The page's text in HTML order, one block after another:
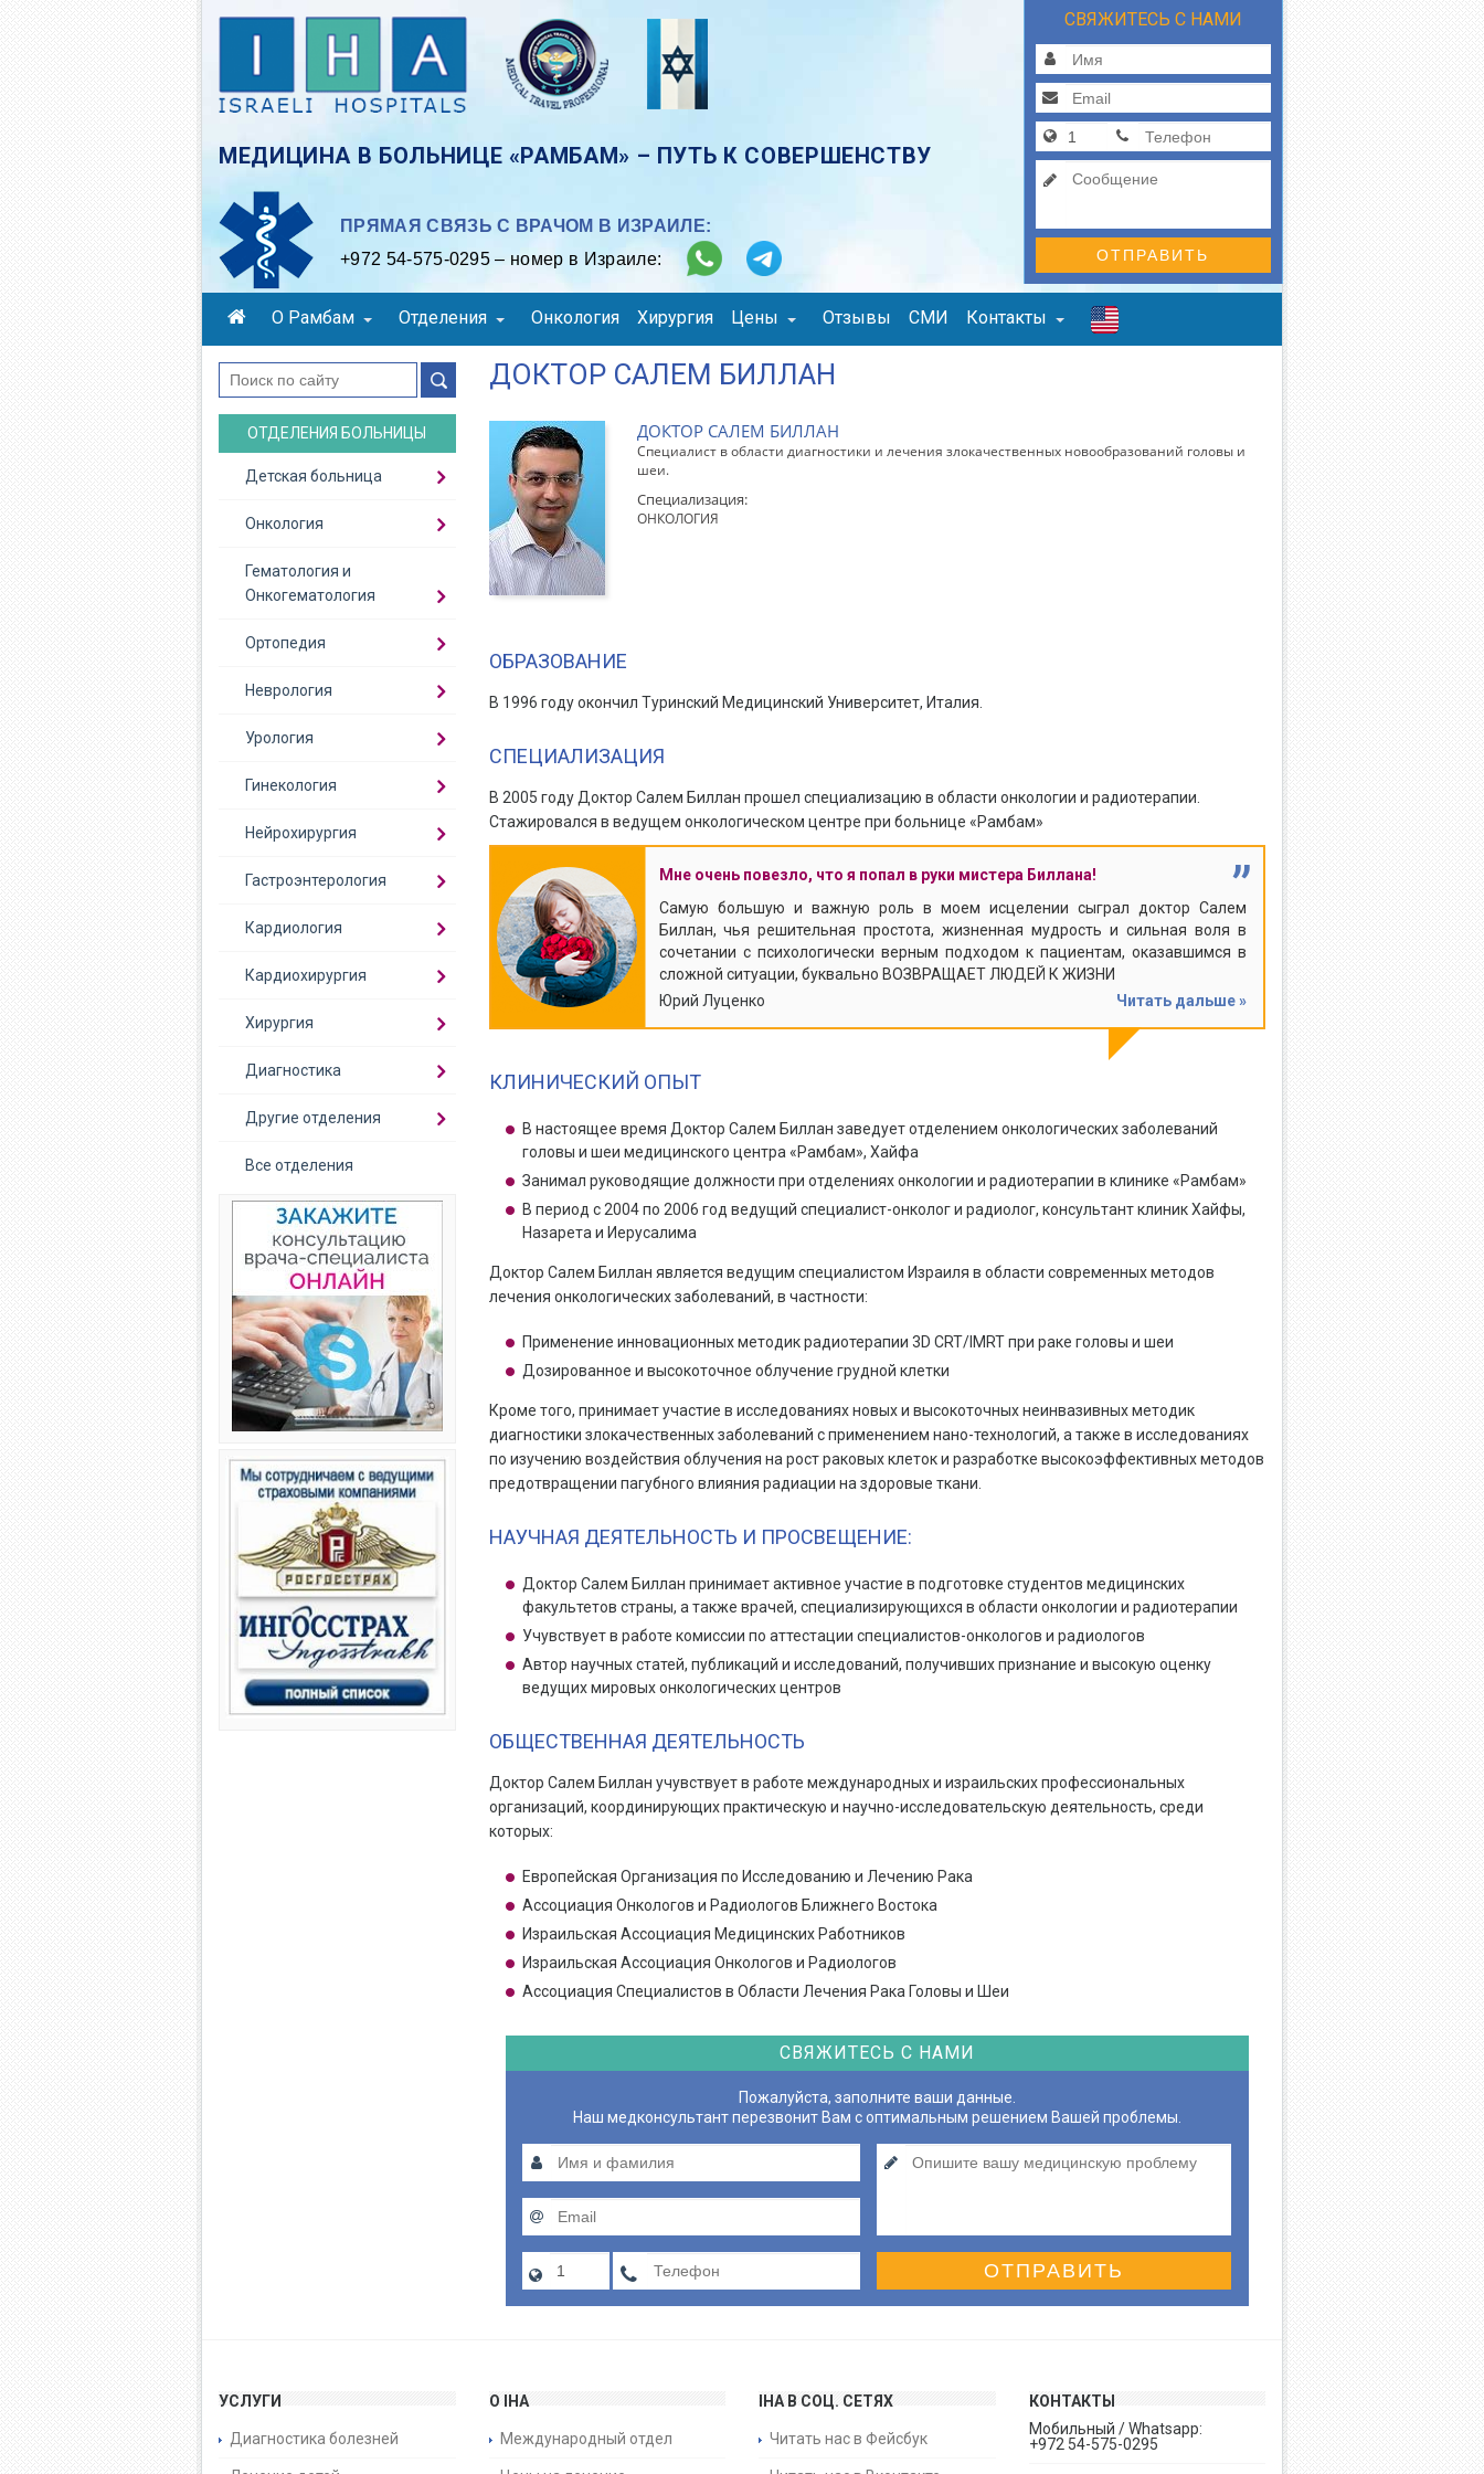
content
МЕДИЦИНА В БОЛЬНИЦЕ «РАМБАМ» – ПУТЬ К СОВЕРШЕНСТВУ
ПРЯМАЯ СВЯЗЬ С ВРАЧОМ В ИЗРАИЛЕ:
+972 54-575-0295 – номер в Израиле:
СВЯЖИТЕСЬ С НАМИ
ОТПРАВИТЬ
О Рамбам Отделения Онкология Хирургия Цены Отзывы СМИ Контакты
ДОКТОР САЛЕМ БИЛЛАН
ДОКТОР САЛЕМ БИЛЛАН
Специалист в области диагностики и лечения злокачественных новообразований головы и
шеи.
Специализация:
ОНКОЛОГИЯ
ОБРАЗОВАНИЕ
В 1996 году окончил Туринский Медицинский Университет, Италия.
СПЕЦИАЛИЗАЦИЯ
В 2005 году Доктор Салем Биллан прошел специализацию в области онкологии и радиотерапии.
Стажировался в ведущем онкологическом центре при больнице «Рамбам»
”
Мне очень повезло, что я попал в руки мистера Биллана!
Самую большую и важную роль в моем исцелении сыграл доктор Салем
Биллан, чья решительная простота, жизненная мудрость и сильная воля в
сочетании с психологически верным подходом к пациентам, оказавшимся в
сложной ситуации, буквально ВОЗВРАЩАЕТ ЛЮДЕЙ К ЖИЗНИ
Юрий Луценко
Читать дальше »
КЛИНИЧЕСКИЙ ОПЫТ
В настоящее время Доктор Салем Биллан заведует отделением онкологических заболеваний
головы и шеи медицинского центра «Рамбам», Хайфа
Занимал руководящие должности при отделениях онкологии и радиотерапии в клинике «Рамбам»
В период с 2004 по 2006 год ведущий специалист-онколог и радиолог, консультант клиник Хайфы,
Назарета и Иерусалима
Доктор Салем Биллан является ведущим специалистом Израиля в области современных методов
лечения онкологических заболеваний, в частности:
Применение инновационных методик радиотерапии 3D CRT/IMRT при раке головы и шеи
Дозированное и высокоточное облучение грудной клетки
Кроме того, принимает участие в исследованиях новых и высокоточных неинвазивных методик
диагностики злокачественных заболеваний с применением нано-технологий, а также в исследованиях
по изучению воздействия облучения на рост раковых клеток и разработке высокоэффективных методов
предотвращении пагубного влияния радиации на здоровые ткани.
НАУЧНАЯ ДЕЯТЕЛЬНОСТЬ И ПРОСВЕЩЕНИЕ:
Доктор Салем Биллан принимает активное участие в подготовке студентов медицинских
факультетов страны, а также врачей, специализирующихся в области онкологии и радиотерапии
Учувствует в работе комиссии по аттестации специалистов-онкологов и радиологов
Автор научных статей, публикаций и исследований, получивших признание и высокую оценку
ведущих мировых онкологических центров
ОБЩЕСТВЕННАЯ ДЕЯТЕЛЬНОСТЬ
Доктор Салем Биллан учувствует в работе международных и израильских профессиональных
организаций, координирующих практическую и научно-исследовательскую деятельность, среди
которых:
Европейская Организация по Исследованию и Лечению Рака
Ассоциация Онкологов и Радиологов Ближнего Востока
Израильская Ассоциация Медицинских Работников
Израильская Ассоциация Онкологов и Радиологов
Ассоциация Специалистов в Области Лечения Рака Головы и Шеи
СВЯЖИТЕСЬ С НАМИ
Пожалуйста, заполните ваши данные.
Наш медконсультант перезвонит Вам с оптимальным решением Вашей проблемы.
ОТПРАВИТЬ
поиск
ОТДЕЛЕНИЯ БОЛЬНИЦЫ
Детская больница
Онкология
Гематология и
Онкогематология
Ортопедия
Неврология
Урология
Гинекология
Нейрохирургия
Гастроэнтерология
Кардиология
Кардиохирургия
Хирургия
Диагностика
Другие отделения
Все отделения
УСЛУГИ
Диагностика болезней
О IHA
Международный отдел
IHA В СОЦ. СЕТЯХ
Читать нас в Фейсбук
КОНТАКТЫ
Мобильный / Whatsapp:
+972 54-575-0295